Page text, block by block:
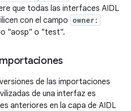
que todas las interfaces AIDL
con el campo owner:
"aosp" o "test".
de las importaciones
de una interfaz es
anteriores en la capa de AIDL